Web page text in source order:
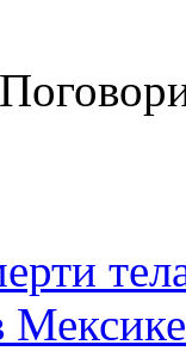
Мексике